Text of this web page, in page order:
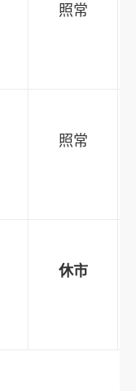
照常
照常
休市